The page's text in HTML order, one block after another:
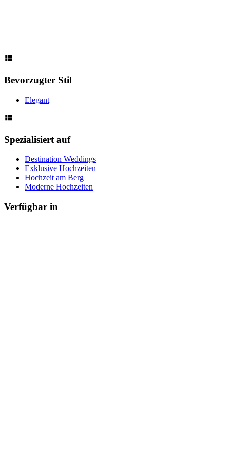
Bevorzugter Stil
Elegant
Spezialisiert auf
Destination Weddings
Exklusive Hochzeiten
Hochzeit am Berg
Moderne Hochzeiten
Verfügbar in